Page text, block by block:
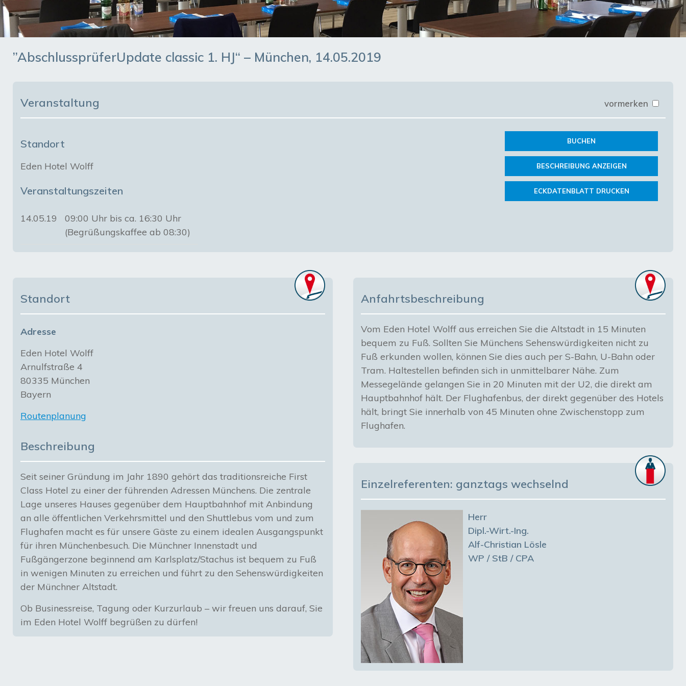
”AbschlussprüferUpdate classic 1. HJ“ – München, 14.05.2019
Veranstaltung vormerken
Standort
Eden Hotel Wolff
Veranstaltungszeiten
14.05.19
09:00 Uhr bis ca. 16:30 Uhr
(Begrüßungskaffee ab 08:30)
BUCHEN
BESCHREIBUNG ANZEIGEN
ECKDATENBLATT DRUCKEN
Standort
Adresse
Eden Hotel Wolff
Arnulfstraße 4
80335 München
Bayern
Routenplanung
Beschreibung
Seit seiner Gründung im Jahr 1890 gehört das traditionsreiche First
Class Hotel zu einer der führenden Adressen Münchens. Die zentrale
Lage unseres Hauses gegenüber dem Hauptbahnhof mit Anbindung
an alle öffentlichen Verkehrsmittel und den Shuttlebus vom und zum
Flughafen macht es für unsere Gäste zu einem idealen Ausgangspunkt
für ihren Münchenbesuch. Die Münchner Innenstadt und
Fußgängerzone beginnend am Karlsplatz/Stachus ist bequem zu Fuß
in wenigen Minuten zu erreichen und führt zu den Sehenswürdigkeiten
der Münchner Altstadt.
Ob Businessreise, Tagung oder Kurzurlaub – wir freuen uns darauf, Sie
im Eden Hotel Wolff begrüßen zu dürfen!
Anfahrtsbeschreibung
Vom Eden Hotel Wolff aus erreichen Sie die Altstadt in 15 Minuten
bequem zu Fuß. Sollten Sie Münchens Sehenswürdigkeiten nicht zu
Fuß erkunden wollen, können Sie dies auch per S-Bahn, U-Bahn oder
Tram. Haltestellen befinden sich in unmittelbarer Nähe. Zum
Messegelände gelangen Sie in 20 Minuten mit der U2, die direkt am
Hauptbahnhof hält. Der Flughafenbus, der direkt gegenüber des Hotels
hält, bringt Sie innerhalb von 45 Minuten ohne Zwischenstopp zum
Flughafen.
Einzelreferenten: ganztags wechselnd
Herr
Dipl.-Wirt.-Ing.
Alf-Christian Lösle
WP / StB / CPA